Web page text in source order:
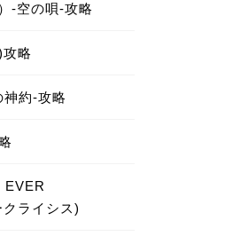
-空の唄-攻略
略
約-攻略
EVER
ライシス)